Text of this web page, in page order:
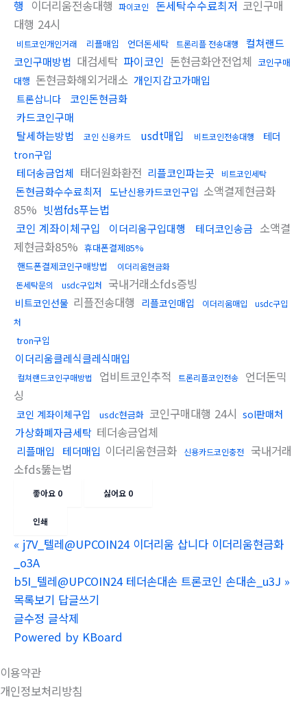
행 이더리움전송대행 파이코인 돈세탁수수료최저 코인구매
대행 24시
비트코인개인거래 리플매입 언더돈세탁 트론리플 전송대행
컬쳐랜드
코인구매방법 대검세탁 파이코인 돈현금화안전업체 코인구매
대행 돈현금화해외거래소 개인지갑고가매입
트론삽니다
코인돈현금화
카드코인구매
탈세하는방법
코인 신용카드 usdt매입 비트코인전송대행
테더
tron구입
테더송금업체 태더원화환전 리플코인파는곳 비트코인세탁
돈현금화수수료최저 도난신용카드코인구입 소액결제현금화
85% 빗썸fds푸는법
코인 계좌이체구입
이더리움구입대행 테더코인송금 소액결
제현금화85% 휴대폰결제85%
핸드폰결제코인구매방법
이더리움현금화
돈세탁문의
usdc구입처 국내거래소fds증빙
비트코인선물 리플전송대행 리플코인매입 이더리움매입
usdc구입
처
tron구입
이더리움클레식클레식매입
컬쳐랜드코인구매방법 업비트코인추적 트론리플코인전송
언더돈믹
싱
코인 계좌이체구입 usdc현금화 코인구매대행 24시 sol판매처
가상화폐자금세탁 테더송금업체
리플매입 테더매입 이더리움현금화 신용카드코인충전
국내거래
소fds뚫는법
좋아요 0 싫어요 0
인쇄
« j7V_텔레@UPCOIN24 이더리움 삽니다 이더리움현금화
_o3A
b5I_텔레@UPCOIN24 테더손대손 트론코인 손대손_u3J »
목록보기 답글쓰기
글수정 글삭제
Powered by KBoard
이용약관
개인정보처리방침